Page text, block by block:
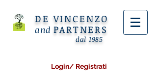
DE VINCENZO
and PARTNERS
dal 1985
Login/ Registrati